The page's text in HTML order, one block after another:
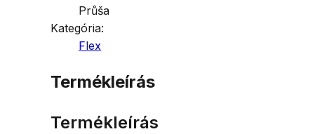
Průša
Kategória:
Flex
Termékleírás
Termékleírás